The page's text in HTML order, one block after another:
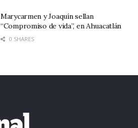
Marycarmen y Joaquín sellan
“Compromiso de vida”, en Ahuacatlán
0 SHARES